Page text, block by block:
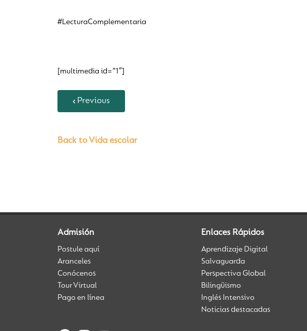
#LecturaComplementaria
[multimedia id=”1″]
Previous
Back to Vida escolar
Admisión
Postule aquí
Aranceles
Conócenos
Tour Virtual
Pago en línea
Enlaces Rápidos
Aprendizaje Digital
Salvaguarda
Perspectiva Global
Bilingüismo
Inglés Intensivo
Noticias destacadas